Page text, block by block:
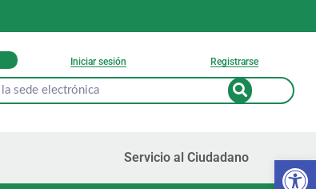
Iniciar sesión Registrarse
Servicio al Ciudadano